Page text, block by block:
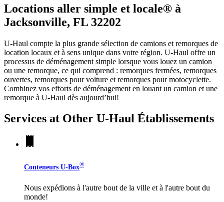
Locations aller simple et locale® à
Jacksonville, FL 32202
U-Haul compte la plus grande sélection de camions et remorques de
location locaux et à sens unique dans votre région. U-Haul offre un
processus de déménagement simple lorsque vous louez un camion
ou une remorque, ce qui comprend : remorques fermées, remorques
ouvertes, remorques pour voiture et remorques pour motocyclette.
Combinez vos efforts de déménagement en louant un camion et une
remorque à U-Haul dès aujourd’hui!
Services at Other U-Haul Établissements
Conteneurs U-Box®
Nous expédions à l'autre bout de la ville et à l'autre bout du
monde!